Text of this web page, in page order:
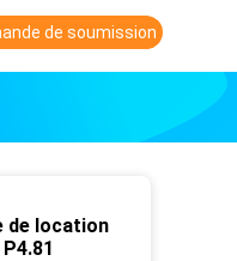
de soumission
de location